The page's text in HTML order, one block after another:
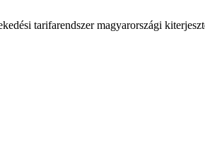
tarifarendszer magyarországi